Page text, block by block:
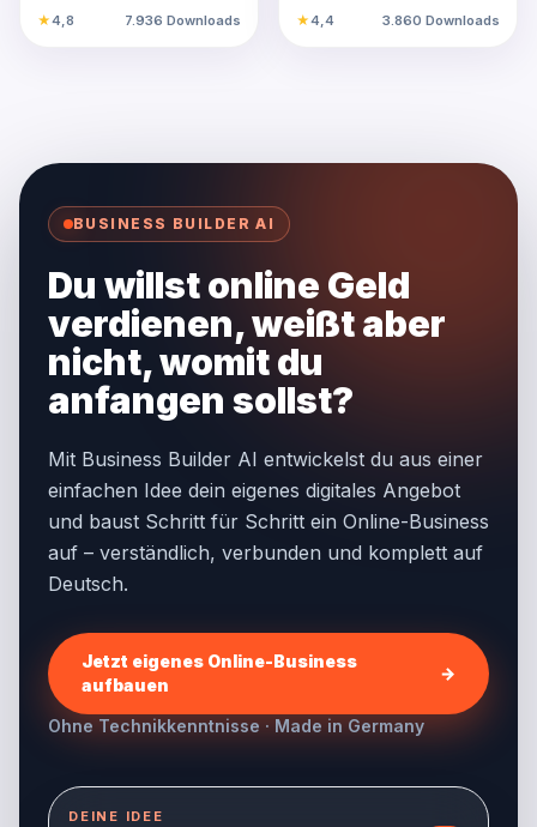
mehr Umsatz bei weniger…
★4,8 7.936 Downloads
zusätzlich zu verdien…
★4,4 3.860 Downloads
BUSINESS BUILDER AI
Du willst online Geld
verdienen, weißt aber
nicht, womit du
anfangen sollst?
Mit Business Builder AI entwickelst du aus einer
einfachen Idee dein eigenes digitales Angebot
und baust Schritt für Schritt ein Online-Business
auf – verständlich, verbunden und komplett auf
Deutsch.
Jetzt eigenes Online-Business
aufbauen
→
Ohne Technikkenntnisse · Made in Germany
DEINE IDEE